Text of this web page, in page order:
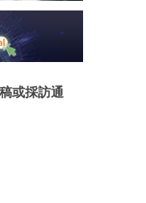
或採訪通
最新資訊（附創業懶人包）